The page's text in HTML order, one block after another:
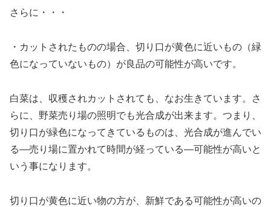
さらに・・・
・カットされたものの場合、切り口が黄色に近いもの（緑
色になっていないもの）が良品の可能性が高いです。
白菜は、収穫されカットされても、なお生きています。さ
らに、野菜売り場の照明でも光合成が出来ます。つまり、
切り口が緑色になってきているものは、光合成が進んでい
る―売り場に置かれて時間が経っている―可能性が高いと
いう事になります。
切り口が黄色に近い物の方が、新鮮である可能性が高いの